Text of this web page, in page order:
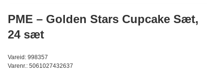
PME – Golden Stars Cupcake Sæt,
24 sæt
Vareid: 998357
Varenr.: 5061027432637